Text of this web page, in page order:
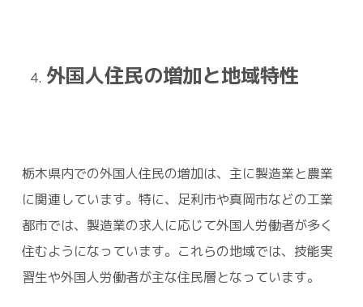
外国人住民の増加と地域特性
栃木県内での外国人住民の増加は、主に製造業と農業
に関連しています。特に、足利市や真岡市などの工業
都市では、製造業の求人に応じて外国人労働者が多く
住むようになっています。これらの地域では、技能実
習生や外国人労働者が主な住民層となっています。